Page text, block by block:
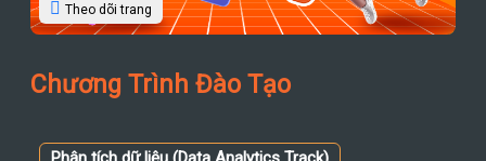
Theo dõi trang
Chương Trình Đào Tạo